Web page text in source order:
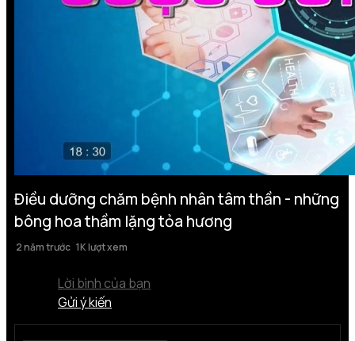
Điều dưỡng chăm bệnh nhân tâm thần - những
bông hoa thầm lặng tỏa hương
2 năm trước 1K lượt xem
Lời bình của bạn
Gửi ý kiến